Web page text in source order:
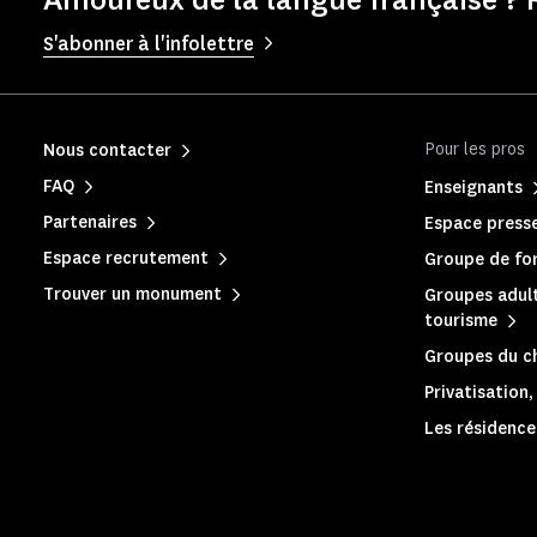
S'abonner à l'infolettre
Pour les pros
Enseignants
Espace
Groupe de
Groupes
tourisme
Groupes du
Les
Nous contacter
FAQ
Partenaires
Espace recrutement
Trouver un monument